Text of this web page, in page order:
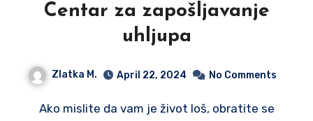
Centar za zapošljavanje
uhljupa
Zlatka M. April 22, 2024 No Comments
Ako mislite da vam je život loš, obratite se